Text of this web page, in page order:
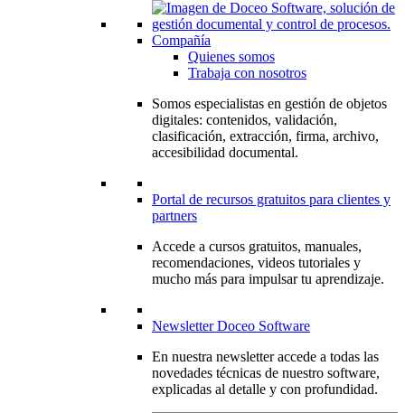
Compañía
Quienes somos
Trabaja con nosotros
Somos especialistas en gestión de objetos
digitales: contenidos, validación,
clasificación, extracción, firma, archivo,
accesibilidad documental.
Portal de recursos gratuitos para clientes y
partners
Accede a cursos gratuitos, manuales,
recomendaciones, videos tutoriales y
mucho más para impulsar tu aprendizaje.
Newsletter Doceo Software
En nuestra newsletter accede a todas las
novedades técnicas de nuestro software,
explicadas al detalle y con profundidad.